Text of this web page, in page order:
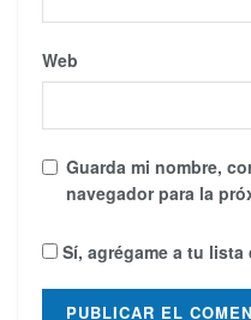
Web
Guarda mi nombre,
navegador para la
Sí, agrégame a tu lista